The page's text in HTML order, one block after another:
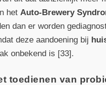
het Auto-Brewery
dan er worden
deze aandoening bij
onbekend is [33].
toedienen van